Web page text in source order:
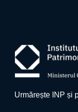
Urmărește INP și